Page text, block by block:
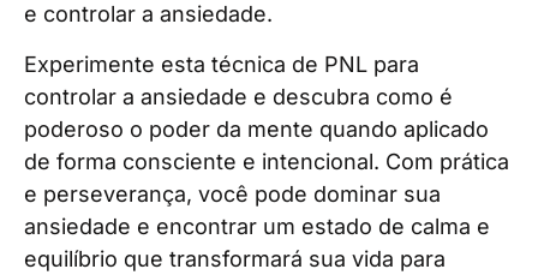
e controlar a ansiedade.
Experimente esta técnica de PNL para
controlar a ansiedade e descubra como é
poderoso o poder da mente quando aplicado
de forma consciente e intencional. Com prática
e perseverança, você pode dominar sua
ansiedade e encontrar um estado de calma e
equilíbrio que transformará sua vida para